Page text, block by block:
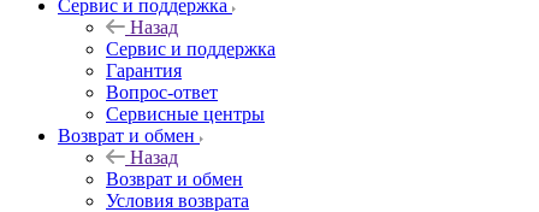
Сервис и поддержка
Назад
Сервис и поддержка
Гарантия
Вопрос-ответ
Сервисные центры
Возврат и обмен
Назад
Возврат и обмен
Условия возврата